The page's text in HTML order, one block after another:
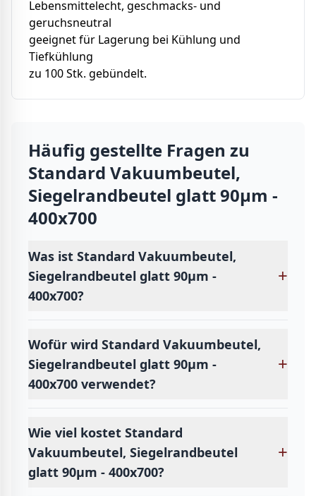
Lebensmittelecht, geschmacks- und
geruchsneutral
geeignet für Lagerung bei Kühlung und
Tiefkühlung
zu 100 Stk. gebündelt.
Häufig gestellte Fragen zu
Standard Vakuumbeutel,
Siegelrandbeutel glatt 90µm -
400x700
Was ist Standard Vakuumbeutel,
Siegelrandbeutel glatt 90µm -
400x700?
+
Wofür wird Standard Vakuumbeutel,
Siegelrandbeutel glatt 90µm -
400x700 verwendet?
+
Wie viel kostet Standard
Vakuumbeutel, Siegelrandbeutel
glatt 90µm - 400x700?
+